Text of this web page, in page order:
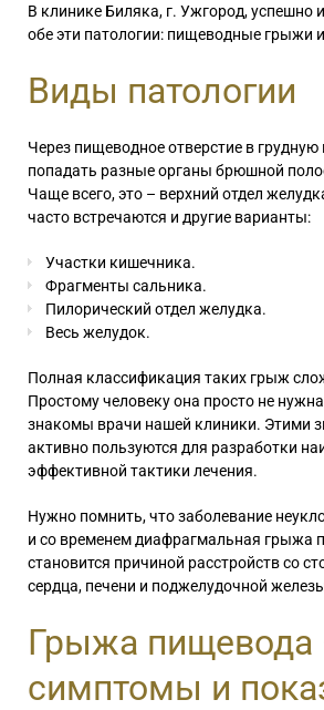
В клинике Биляка, г. Ужгород, успешно
обе эти патологии: пищеводные грыжи
Виды патологии
Через пищеводное отверстие в грудную
попадать разные органы брюшной
Чаще всего, это – верхний отдел
часто встречаются и другие варианты:
Участки кишечника.
Фрагменты сальника.
Пилорический отдел желудка.
Весь желудок.
Полная классификация таких грыж
Простому человеку она просто не
знакомы врачи нашей клиники. Этими
активно пользуются для разработки
эффективной тактики лечения.
Нужно помнить, что заболевание
и со временем диафрагмальная грыжа
становится причиной расстройств со
сердца, печени и поджелудочной
Грыжа пищевода
симптомы и